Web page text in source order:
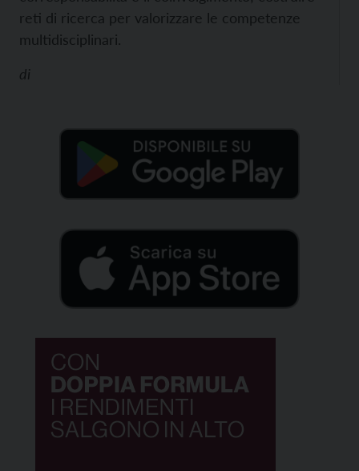
reti di ricerca per valorizzare le competenze
multidisciplinari.
di